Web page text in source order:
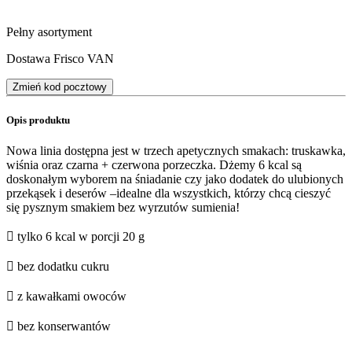
Pełny asortyment
Dostawa Frisco VAN
Zmień kod pocztowy
Opis produktu
Nowa linia dostępna jest w trzech apetycznych smakach: truskawka,
wiśnia oraz czarna + czerwona porzeczka. Dżemy 6 kcal są
doskonałym wyborem na śniadanie czy jako dodatek do ulubionych
przekąsek i deserów –idealne dla wszystkich, którzy chcą cieszyć
się pysznym smakiem bez wyrzutów sumienia!
 tylko 6 kcal w porcji 20 g
 bez dodatku cukru
 z kawałkami owoców
 bez konserwantów